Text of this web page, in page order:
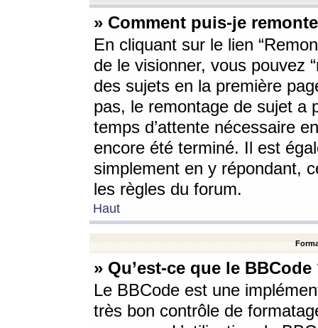
» Comment puis-je
En cliquant sur le lien
de le visionner, vous pouvez
des sujets en la première
pas, le remontage de sujet a
temps d’attente nécessaire
encore été terminé. Il est
simplement en y répondant,
les règles du forum.
Haut
» Qu’est-ce que le BBCode
Le BBCode est une
très bon contrôle de